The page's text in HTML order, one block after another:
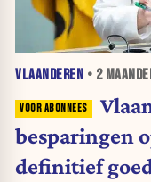
VLAANDEREN • 2
besparingen
definitief